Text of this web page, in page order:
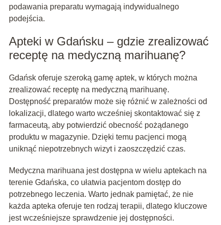
podawania preparatu wymagają indywidualnego
podejścia.
Apteki w Gdańsku – gdzie zrealizować
receptę na medyczną marihuanę?
Gdańsk oferuje szeroką gamę aptek, w których można
zrealizować receptę na medyczną marihuanę.
Dostępność preparatów może się różnić w zależności od
lokalizacji, dlatego warto wcześniej skontaktować się z
farmaceutą, aby potwierdzić obecność pożądanego
produktu w magazynie. Dzięki temu pacjenci mogą
uniknąć niepotrzebnych wizyt i zaoszczędzić czas.
Medyczna marihuana jest dostępna w wielu aptekach na
terenie Gdańska, co ułatwia pacjentom dostęp do
potrzebnego leczenia. Warto jednak pamiętać, że nie
każda apteka oferuje ten rodzaj terapii, dlatego kluczowe
jest wcześniejsze sprawdzenie jej dostępności.